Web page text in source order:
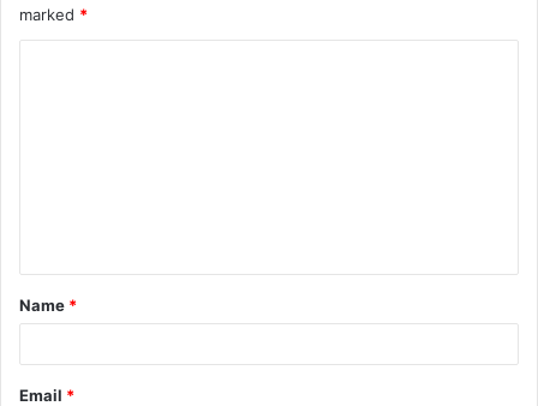
marked *
t
*
Name *
Email *